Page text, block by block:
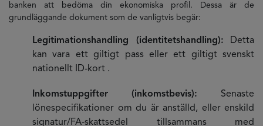
banken att bedöma din ekonomiska profil. Dessa är de
grundläggande dokument som de vanligtvis begär:
Legitimationshandling (identitetshandling): Detta
kan vara ett giltigt pass eller ett giltigt svenskt
nationellt ID-kort .
Inkomstuppgifter (inkomstbevis): Senaste
lönespecifikationer om du är anställd, eller enskild
signatur/FA-skattsedel tillsammans med